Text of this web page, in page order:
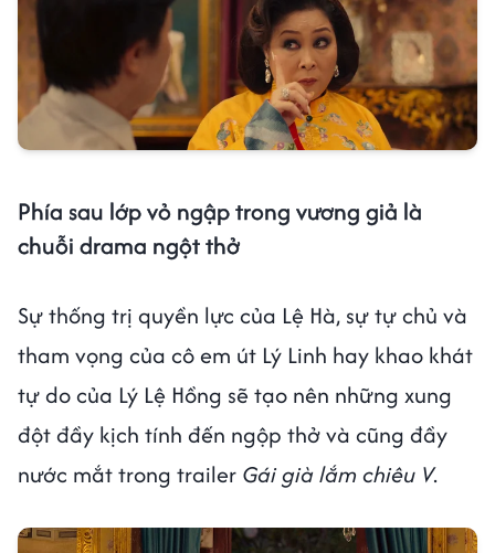
Phía sau lớp vỏ ngập trong vương giả là
chuỗi drama ngột thở
Sự thống trị quyền lực của Lệ Hà, sự tự chủ và
tham vọng của cô em út Lý Linh hay khao khát
tự do của Lý Lệ Hồng sẽ tạo nên những xung
đột đầy kịch tính đến ngộp thở và cũng đầy
nước mắt trong trailer Gái già lắm chiêu V.